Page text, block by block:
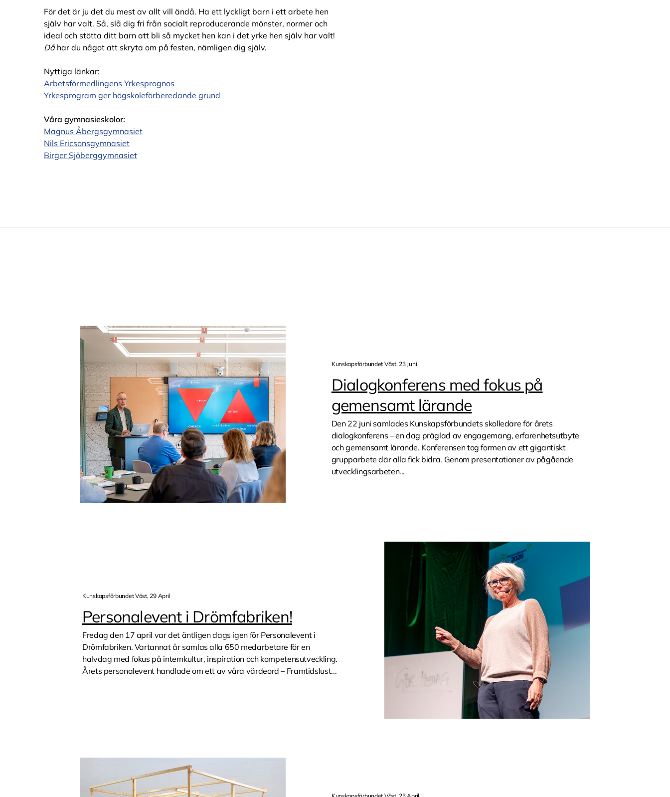
För det är ju det du mest av allt vill ändå. Ha ett lyckligt barn i ett arbete hen
själv har valt. Så, slå dig fri från socialt reproducerande mönster, normer och
ideal och stötta ditt barn att bli så mycket hen kan i det yrke hen själv har valt!
Dåhar du något att skryta om på festen, nämligen dig själv.
Nyttiga länkar:
Arbetsförmedlingens Yrkesprognos
Yrkesprogram ger högskoleförberedande grund
Våra gymnasieskolor:
Magnus Åbergsgymnasiet
Nils Ericsonsgymnasiet
Birger Sjöberggymnasiet
Kunskapsförbundet Väst, 23 Juni
Dialogkonferens med fokus på
gemensamt lärande
Den 22 juni samlades Kunskapsförbundets skolledare för årets
dialogkonferens – en dag präglad av engagemang, erfarenhetsutbyte
och gemensamt lärande. Konferensen tog formen av ett gigantiskt
grupparbete där alla fick bidra. Genom presentationer av pågående
utvecklingsarbeten...
Kunskapsförbundet Väst, 29 April
Personalevent i Drömfabriken!
Fredag den 17 april var det äntligen dags igen för Personalevent i
Drömfabriken. Vartannat år samlas alla 650 medarbetare för en
halvdag med fokus på internkultur, inspiration och kompetensutveckling.
Årets personalevent handlade om ett av våra värdeord – Framtidslust...
Kunskapsförbundet Väst, 23 April